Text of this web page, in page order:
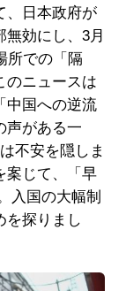
、日本政府が
効にし、3月
所での「隔
のニュースは
中国への逆流
声がある一
不安を隠しま
案じて、「早
入国の大幅制
を探りまし